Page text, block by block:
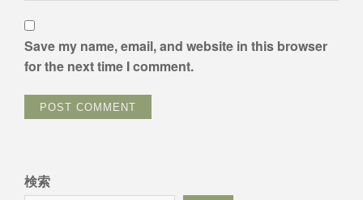
Save my name, email, and website in this browser
for the next time I comment.
検索